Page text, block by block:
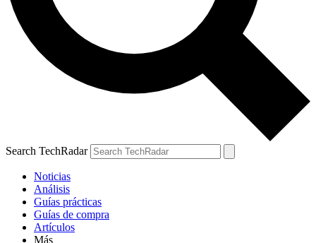
Search TechRadar
Noticias
Análisis
Guías prácticas
Guías de compra
Artículos
Más